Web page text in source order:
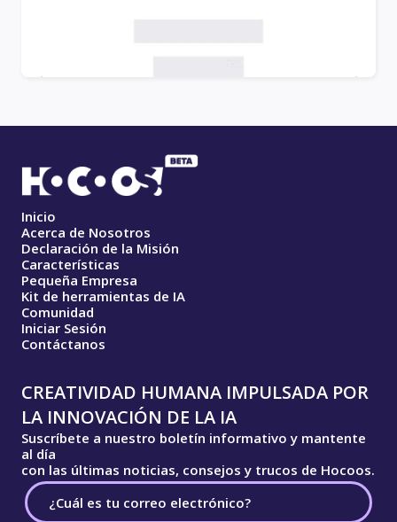
Inicio
Acerca de Nosotros
Declaración de la Misión
Características
Pequeña Empresa
Kit de herramientas de IA
Comunidad
Iniciar Sesión
Contáctanos
CREATIVIDAD HUMANA IMPULSADA POR
LA INNOVACIÓN DE LA IA
Suscríbete a nuestro boletín informativo y mantente
al día
con las últimas noticias, consejos y trucos de Hocoos.